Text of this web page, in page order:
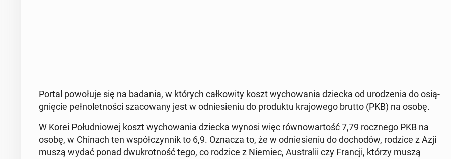
Portal po­wo­łu­je się na badania, w których cał­ko­wi­ty koszt wy­cho­wa­nia dziecka od uro­dze­nia do osią­
gnię­cie peł­no­let­no­ści sza­co­wa­ny jest w od­nie­sie­niu do pro­duk­tu kra­jo­we­go brutto (PKB) na osobę.
W Korei Po­łu­dnio­wej koszt wy­cho­wa­nia dziecka wynosi więc rów­no­war­tość 7,79 rocz­ne­go PKB na
osobę, w Chinach ten współ­czyn­nik to 6,9. Oznacza to, że w od­nie­sie­niu do do­cho­dów, rodzice z Azji
muszą wydać ponad dwu­krot­ność tego, co rodzice z Niemiec, Au­stra­lii czy Francji, którzy muszą